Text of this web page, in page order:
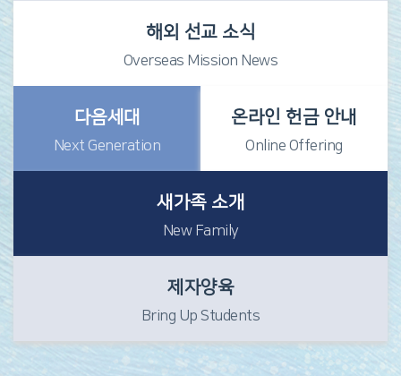
해외 선교 소식
Overseas Mission News
다음세대
Next Generation
온라인 헌금 안내
Online Offering
새가족 소개
New Family
제자양육
Bring Up Students